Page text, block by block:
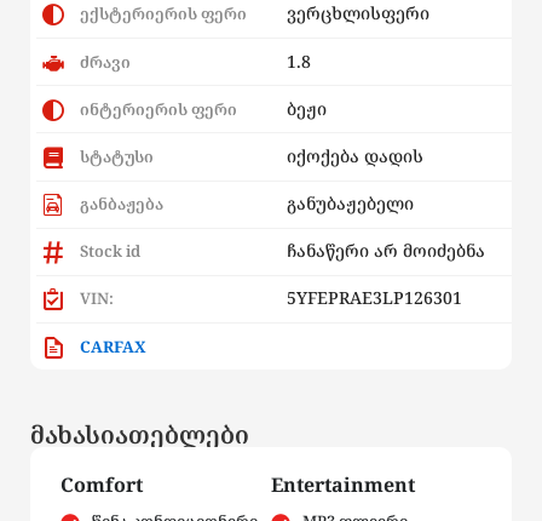
ექსტერიერის ფერი ვერცხლისფერი
ძრავი 1.8
ინტერიერის ფერი ბეჟი
სტატუსი იქოქება დადის
განბაჟება განუბაჟებელი
Stock id ჩანაწერი არ მოიძებნა
VIN: 5YFEPRAE3LP126301
CARFAX
მახასიათებლები
Comfort Entertainment